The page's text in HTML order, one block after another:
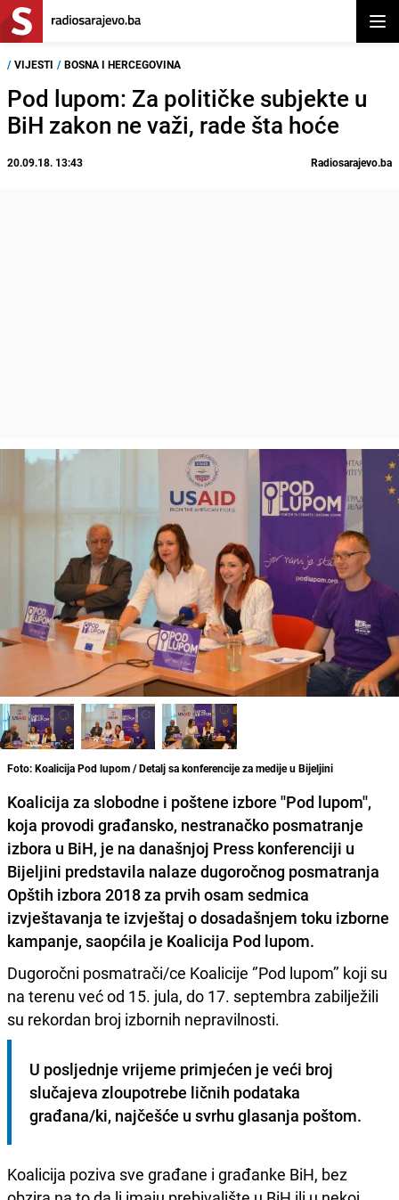
/ VIJESTI / BOSNA I HERCEGOVINA
Pod lupom: Za političke subjekte u
BiH zakon ne važi, rade šta hoće
20.09.18. 13:43 Radiosarajevo.ba
Foto: Koalicija Pod lupom / Detalj sa konferencije za medije u Bijeljini
Koalicija za slobodne i poštene izbore ''Pod lupom'',
koja provodi građansko, nestranačko posmatranje
izbora u BiH, je na današnjoj Press konferenciji u
Bijeljini predstavila nalaze dugoročnog posmatranja
Opštih izbora 2018 za prvih osam sedmica
izvještavanja te izvještaj o dosadašnjem toku izborne
kampanje, saopćila je Koalicija Pod lupom.
Dugoročni posmatrači/ce Koalicije ‘’Pod lupom’’ koji su
na terenu već od 15. jula, do 17. septembra zabilježili
su rekordan broj izbornih nepravilnosti.
U posljednje vrijeme primjećen je veći broj
slučajeva zloupotrebe ličnih podataka
građana/ki, najčešće u svrhu glasanja poštom.
Koalicija poziva sve građane i građanke BiH, bez